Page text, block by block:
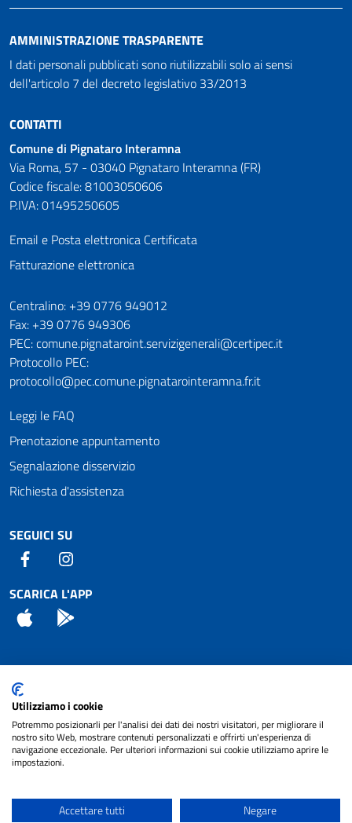
AMMINISTRAZIONE TRASPARENTE
I dati personali pubblicati sono riutilizzabili solo ai sensi
dell'articolo 7 del decreto legislativo 33/2013
CONTATTI
Comune di Pignataro Interamna
Via Roma, 57 - 03040 Pignataro Interamna (FR)
Codice fiscale: 81003050606
P.IVA: 01495250605
Email e Posta elettronica Certificata
Fatturazione elettronica
Numeri utili
Centralino: +39 0776 949012
Fax: +39 0776 949306
PEC: comune.pignataroint.servizigenerali@certipec.it
Protocollo PEC:
protocollo@pec.comune.pignatarointeramna.fr.it
Leggi le FAQ
Prenotazione appuntamento
Segnalazione disservizio
Richiesta d'assistenza
SEGUICI SU
Facebook
SCARICA L'APP
App Store
Attuazione Misure PNRR
Piano di miglioramento del sito
Note legali
cura diNET SMART
Utilizziamo i cookie
Potremmo posizionarli per l'analisi dei dati dei nostri visitatori, per migliorare il
nostro sito Web, mostrare contenuti personalizzati e offrirti un'esperienza di
navigazione eccezionale. Per ulteriori informazioni sui cookie utilizziamo aprire le
impostazioni.
Accettare tutti Negare